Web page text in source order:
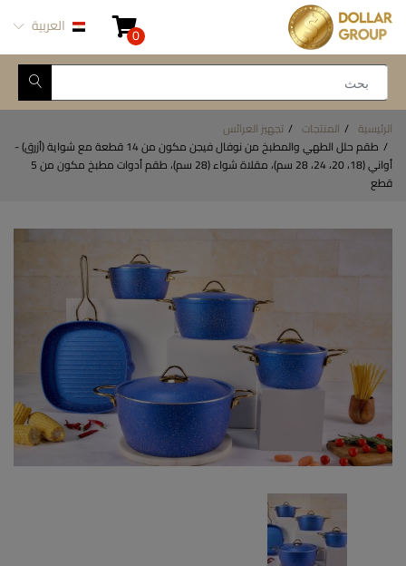
0 العربية
الرئيسية المنتجات
تجهيز العرائس
طقم حلل الطهي والمطبخ من نوفال فيجن مكون من 14 قطعة مع شواية (أزرق) -
أواني (18، 20، 24، 28 سم)، مقلاة شواء (28 سم)، طقم أدوات مطبخ مكون من 5
قطع